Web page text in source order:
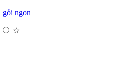
gỏi ngon
☆